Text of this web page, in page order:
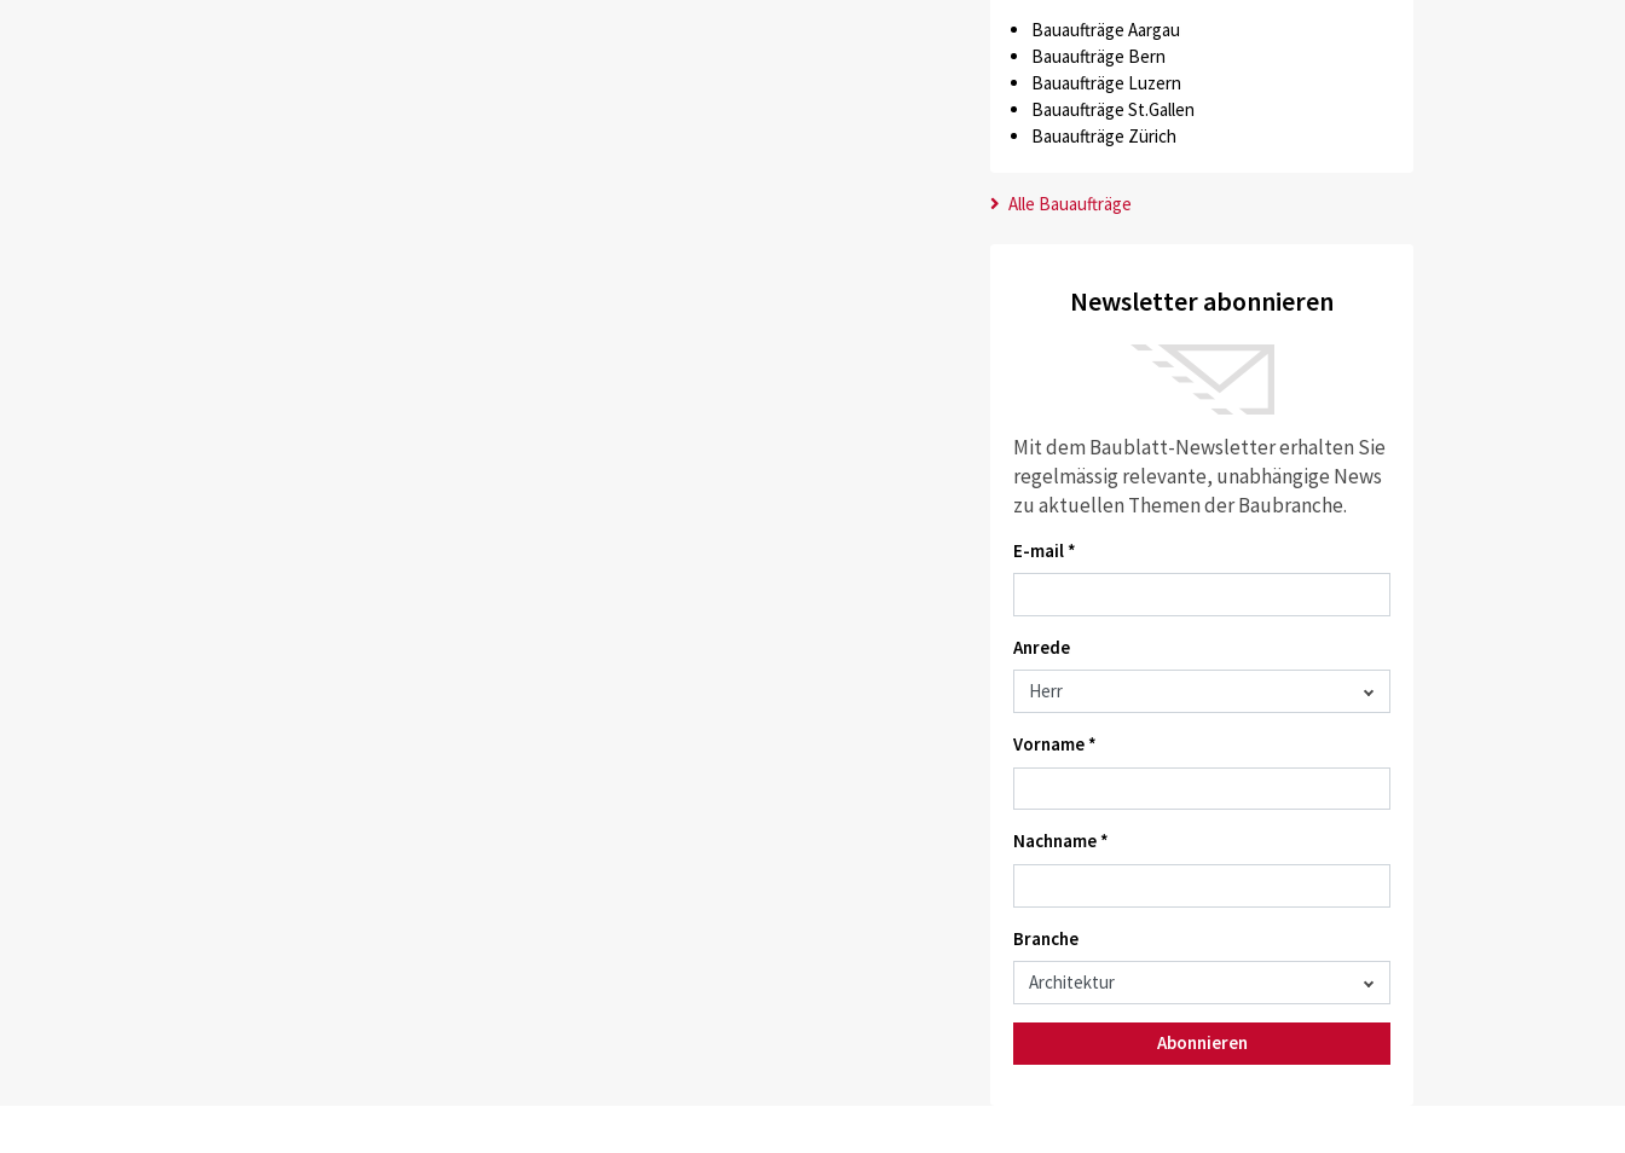
Bauaufträge Aargau
Bauaufträge Bern
Bauaufträge Luzern
Bauaufträge St.Gallen
Bauaufträge Zürich
Alle Bauaufträge
Newsletter abonnieren
Mit dem Baublatt-Newsletter erhalten Sie
regelmässig relevante, unabhängige News
zu aktuellen Themen der Baubranche.
E-mail *
Anrede
Vorname *
Nachname *
Branche
Abonnieren